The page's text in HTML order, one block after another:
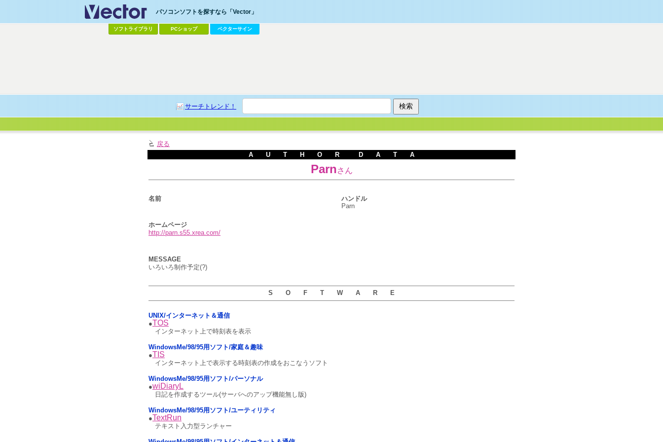
パソコンソフトを探すなら「Vector」
ソフトライブラリ PCショップ ベクターサイン
サーチトレンド！
戻る
A U T H O R D A T A
Parnさん
名前
ハンドル
Parn
ホームページ
http://parn.s55.xrea.com/
MESSAGE
いろいろ制作予定(?)
S O F T W A R E
UNIX/インターネット＆通信
●TOS
インターネット上で時刻表を表示
WindowsMe/98/95用ソフト/家庭＆趣味
●TIS
インターネット上で表示する時刻表の作成をおこなうソフト
WindowsMe/98/95用ソフト/パーソナル
●wiDiaryL
日記を作成するツール(サーバへのアップ機能無し版)
WindowsMe/98/95用ソフト/ユーティリティ
●TextRun
テキスト入力型ランチャー